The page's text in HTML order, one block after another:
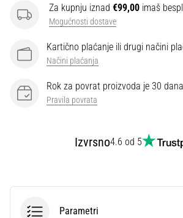
PUMA.
svake
gola…
Za kupnju iznad €99,00 imaš
Mogućnosti dostave
Kartično plaćanje ili drugi načini
Načini plaćanja
Rok za povrat proizvoda je 30 dana
Pravila povrata
Izvrsno4.6 od 5
Parametri